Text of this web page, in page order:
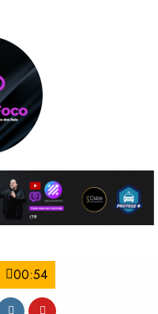
00:54